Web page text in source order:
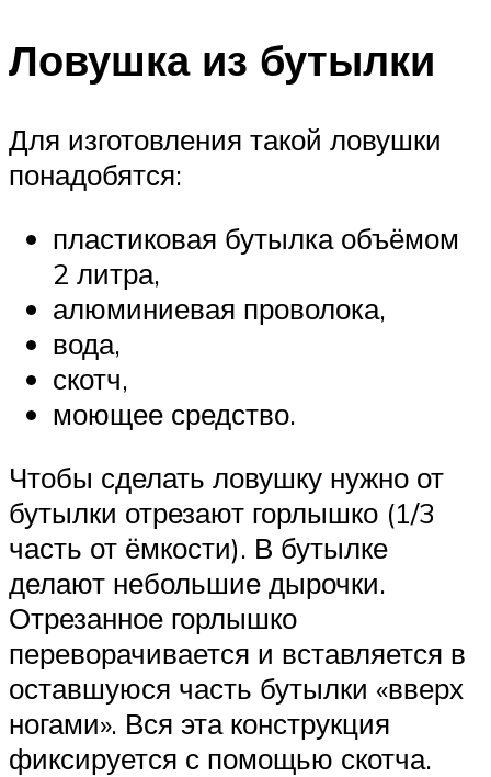
Ловушка из бутылки
Для изготовления такой ловушки
понадобятся:
пластиковая бутылка объёмом
2 литра,
алюминиевая проволока,
вода,
скотч,
моющее средство.
Чтобы сделать ловушку нужно от
бутылки отрезают горлышко (1/3
часть от ёмкости). В бутылке
делают небольшие дырочки.
Отрезанное горлышко
переворачивается и вставляется в
оставшуюся часть бутылки «вверх
ногами». Вся эта конструкция
фиксируется с помощью скотча.